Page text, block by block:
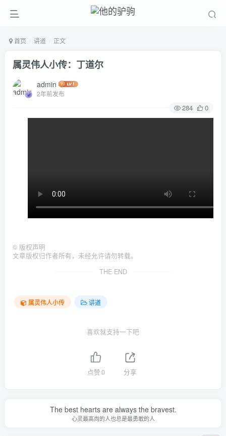
首页 讲道 正文
属灵伟人小传：丁道尔
admin
2年前发布
284 0
© 版权声明
文章版权归作者所有，未经允许请勿转载。
THE END
属灵伟人小传 讲道
喜欢就支持一下吧
点赞0 分享
The best hearts are always the bravest.
心灵最高尚的人也总是最勇敢的人